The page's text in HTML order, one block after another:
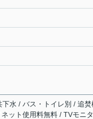
水 / バス・トイレ別 / 追焚
ット使用料無料 / TVモニ